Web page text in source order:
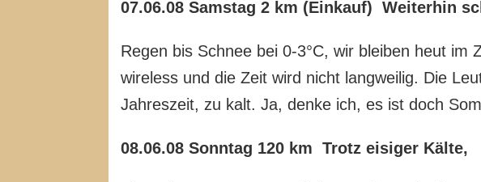
07.06.08 Samstag 2 km (Einkauf) Weiterhin
Regen bis Schnee bei 0-3°C, wir bleiben heut
wireless und die Zeit wird nicht langweilig. Die
Jahreszeit, zu kalt. Ja, denke ich, es ist doch
08.06.08 Sonntag 120 km Trotz eisiger Kälte,